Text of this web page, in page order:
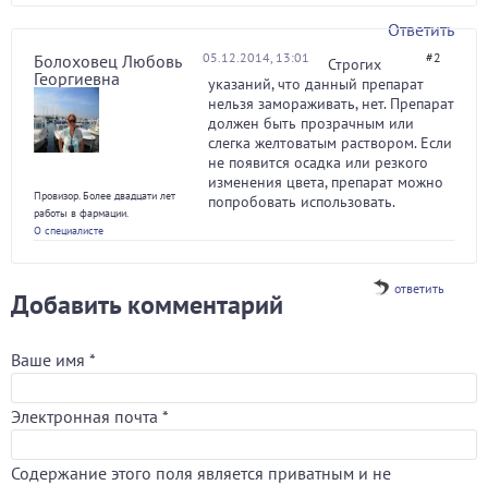
Ответить
Болоховец Любовь
Георгиевна
Провизор. Более двадцати лет
работы в фармации.
О специалисте
05.12.2014, 13:01 #2
Строгих
указаний, что данный препарат
нельзя замораживать, нет. Препарат
должен быть прозрачным или
слегка желтоватым раствором. Если
не появится осадка или резкого
изменения цвета, препарат можно
попробовать использовать.
ответить
Добавить комментарий
Ваше имя *
Электронная почта *
Содержание этого поля является приватным и не